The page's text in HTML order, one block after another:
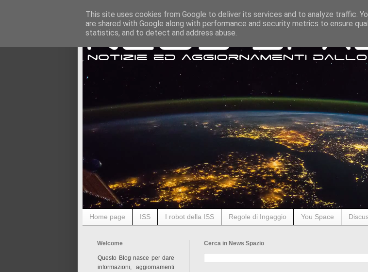
Home page ISS I robot della ISS Regole di Ingaggio You Space
Cerca in News Spazio
Welcome
Questo Blog nasce per dare
informazioni, aggiornamenti
This site uses cookies from Google to deliver its services and to analyze traffic.
are shared with Google along with performance and security metrics to ensure
statistics, and to detect and address abuse.